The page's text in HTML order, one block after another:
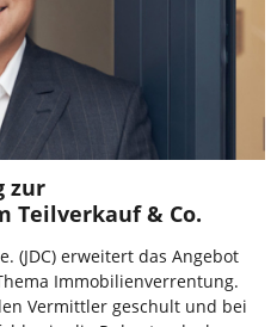
zur
Teilverkauf & Co.
(JDC) erweitert das Angebot
Immobilienverrentung.
Vermittler geschult und bei